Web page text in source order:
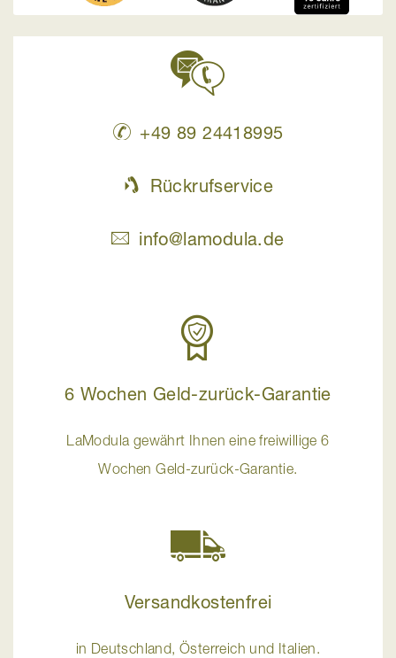
+49 89 24418995
Rückrufservice
info@lamodula.de
6 Wochen Geld-zurück-Garantie
LaModula gewährt Ihnen eine freiwillige 6
Wochen Geld-zurück-Garantie.
Versandkostenfrei
in Deutschland, Österreich und Italien.